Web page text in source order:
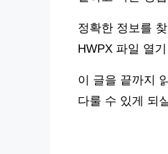
정확한 정보를
HWPX 파일 열
이 글을 끝까지
다룰 수 있게 되